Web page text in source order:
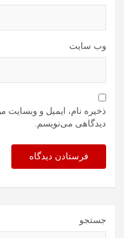
وب‌ سایت
ذخیره نام، ایمیل و وبسایت
دیدگاهی می‌نویسم.
جستجو